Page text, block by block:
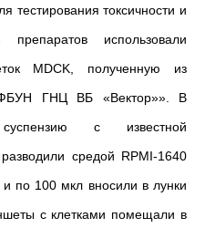
тестирования токсичности и
препаратов использовали
MDCK, полученную из
ФБУН ГНЦ ВБ «Вектор»». В
с известной
средой RPMI-1640
и по 100 мкл вносили в лунки
с клетками помещали в